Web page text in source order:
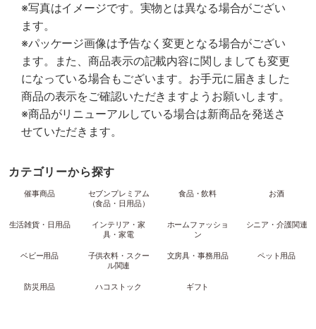
※写真はイメージです。実物とは異なる場合がござい
ます。
※パッケージ画像は予告なく変更となる場合がござい
ます。また、商品表示の記載内容に関しましても変更
になっている場合もございます。お手元に届きました
商品の表示をご確認いただきますようお願いします。
※商品がリニューアルしている場合は新商品を発送さ
せていただきます。
カテゴリーから探す
催事商品
セブンプレミアム
（食品・日用品）
食品・飲料 お酒
生活雑貨・日用品
インテリア・家
具・家電
ホームファッショ
ン
シニア・介護関連
ベビー用品
子供衣料・スクー
ル関連
文房具・事務用品 ペット用品
防災用品 ハコストック ギフト